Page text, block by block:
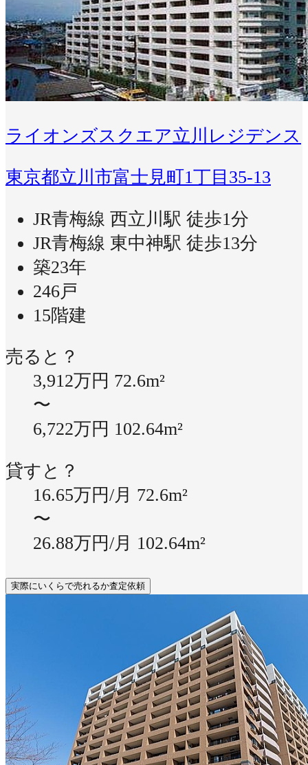
ライオンズスクエア立川レジデンス
東京都立川市富士見町1丁目35-13
JR青梅線 西立川駅 徒歩1分
JR青梅線 東中神駅 徒歩13分
築23年
246戸
15階建
売ると？
3,912万円 72.6m²
〜
6,722万円 102.64m²
貸すと？
16.65万円/月 72.6m²
〜
26.88万円/月 102.64m²
実際にいくらで売れるか査定依頼